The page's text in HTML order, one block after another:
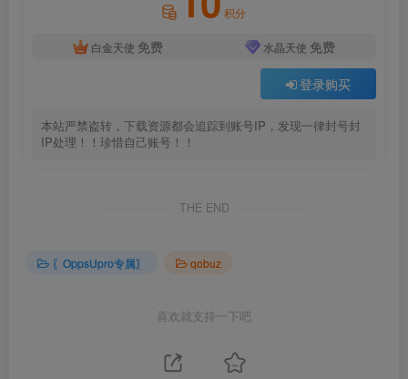
积分
白金天使 免费 水晶天使 免费
登录购买
本站严禁盗转，下载资源都会追踪到账号IP，发现一律封号封
IP处理！！珍惜自己账号！！
THE END
〖OppsUpro专属〗 qobuz
喜欢就支持一下吧